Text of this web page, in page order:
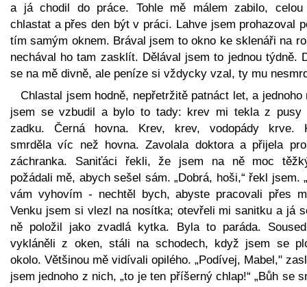
a já chodil do práce. Tohle mě málem zabilo, celou
chlastat a přes den být v práci. Lahve jsem prohazoval
tím samým oknem. Brával jsem to okno ke sklenáři na
nechával ho tam zasklít. Dělával jsem to jednou týdně.
se na mě divně, ale peníze si vždycky vzal, ty mu
Chlastal jsem hodně, nepřetržitě patnáct let, a jednoho
jsem se vzbudil a bylo to tady: krev mi tekla z pusy
zadku. Černá hovna. Krev, krev, vodopády krve.
smrděla víc než hovna. Zavolala doktora a přijela
záchranka. Saniťáci řekli, že jsem na ně moc
požádali mě, abych sešel sám. „Dobrá, hoši,“ řekl jsem.
vám vyhovím - nechtěl bych, abyste pracovali přes
Venku jsem si vlezl na nosítka; otevřeli mi sanitku a já
ně položil jako zvadlá kytka. Byla to paráda.
vykláněli z oken, stáli na schodech, když jsem se
okolo. Většinou mě vidívali opilého. „Podívej, Mabel,"
jsem jednoho z nich, „to je ten příšerný chlap!“ „Bůh se